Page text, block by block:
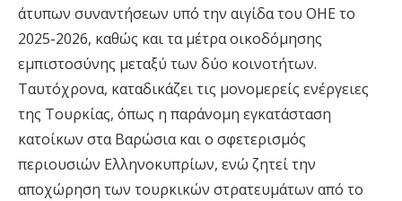
άτυπων συναντήσεων υπό την αιγίδα του ΟΗΕ το
2025-2026, καθώς και τα μέτρα οικοδόμησης
εμπιστοσύνης μεταξύ των δύο κοινοτήτων.
Ταυτόχρονα, καταδικάζει τις μονομερείς ενέργειες
της Τουρκίας, όπως η παράνομη εγκατάσταση
κατοίκων στα Βαρώσια και ο σφετερισμός
περιουσιών Ελληνοκυπρίων, ενώ ζητεί την
αποχώρηση των τουρκικών στρατευμάτων από το